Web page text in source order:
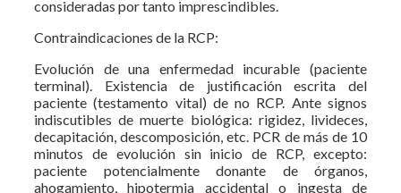
consideradas por tanto imprescindibles.
Contraindicaciones de la RCP:
Evolución de una enfermedad incurable (paciente
terminal). Existencia de justificación escrita del
paciente (testamento vital) de no RCP. Ante signos
indiscutibles de muerte biológica: rigidez, livideces,
decapitación, descomposición, etc. PCR de más de 10
minutos de evolución sin inicio de RCP, excepto:
paciente potencialmente donante de órganos,
ahogamiento, hipotermia accidental o ingesta de